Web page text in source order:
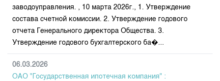
заводоуправления. , 10 марта 2026г., 1. Утверждение
состава счетной комиссии. 2. Утверждение годового
отчета Генерального директора Общества. 3.
Утверждение годового бухгалтерского ба�...
06.03.2026
ОАО "Государственная ипотечная компания" :